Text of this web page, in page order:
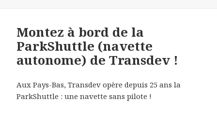
Montez à bord de la
ParkShuttle (navette
autonome) de Transdev !
Aux Pays-Bas, Transdev opère depuis 25 ans la
ParkShuttle : une navette sans pilote !